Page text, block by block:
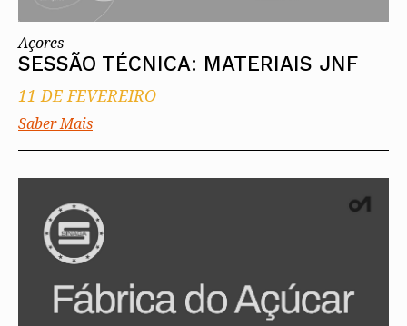
Açores
SESSÃO TÉCNICA: MATERIAIS JNF
11 DE FEVEREIRO
Saber Mais